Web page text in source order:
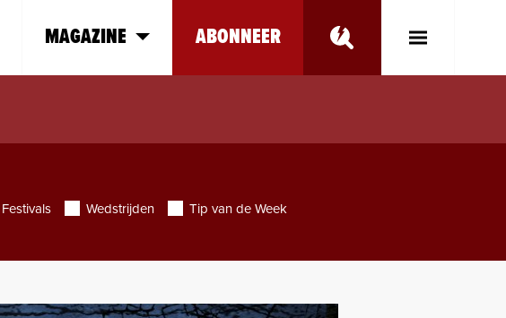
MAGAZINE ABONNEER
Toggle
Festivals Wedstrijden Tip van de Week